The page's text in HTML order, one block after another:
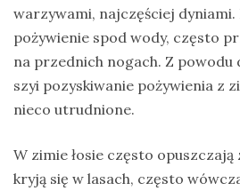
warzywami, najczęściej
pożywienie spod wody, często
na przednich nogach. Z powodu
szyi pozyskiwanie pożywienia z
nieco utrudnione.
W zimie łosie często
kryją się w lasach, często